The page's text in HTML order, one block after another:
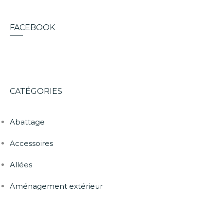
FACEBOOK
CATÉGORIES
Abattage
Accessoires
Allées
Aménagement extérieur